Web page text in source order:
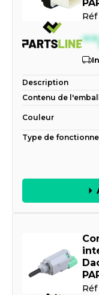
Réf
Description
Contenu de
Couleur
Type de
Réf